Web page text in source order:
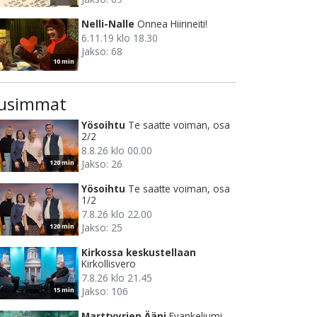
10 min
Nelli-Nalle Onnea Hiirineiti!
6.11.19 klo 18.30
Jakso: 68
120 min
Yösoihtu Te saatte voiman, osa
2/2
8.8.26 klo 00.00
Jakso: 26
120 min
Yösoihtu Te saatte voiman, osa
1/2
7.8.26 klo 22.00
Jakso: 25
15 min
Kirkossa keskustellaan
Kirkollisvero
7.8.26 klo 21.45
Jakso: 106